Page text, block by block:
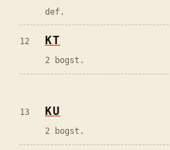
def.
12 KT
2 bogst.
13 KU
2 bogst.